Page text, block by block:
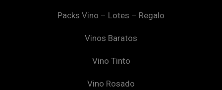
Packs Vino – Lotes – Regalo
Vinos Baratos
Vino Tinto
Vino Rosado